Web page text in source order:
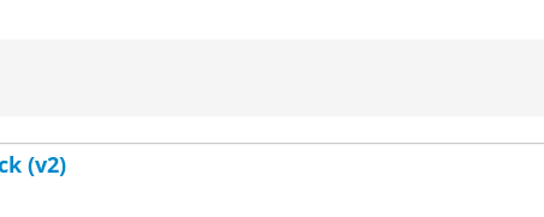
(v2)